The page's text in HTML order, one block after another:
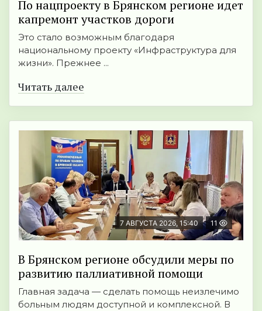
По нацпроекту в Брянском регионе идет
капремонт участков дороги
Это стало возможным благодаря
национальному проекту «Инфраструктура для
жизни». Прежнее ...
Читать далее
7 АВГУСТА 2026, 15:40 11
В Брянском регионе обсудили меры по
развитию паллиативной помощи
Главная задача — сделать помощь неизлечимо
больным людям доступной и комплексной. В